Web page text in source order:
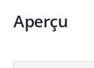
Aperçu